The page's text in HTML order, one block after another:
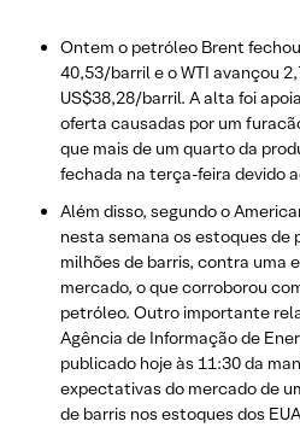
Ontem o petróleo Brent
40,53/barril e o WTI avançou
US$38,28/barril. A alta foi
oferta causadas por um
que mais de um quarto da
fechada na terça-feira devido
Além disso, segundo o
nesta semana os estoques de
milhões de barris, contra uma
mercado, o que corroborou
petróleo. Outro importante
Agência de Informação de
publicado hoje às 11:30 da
expectativas do mercado de
de barris nos estoques dos